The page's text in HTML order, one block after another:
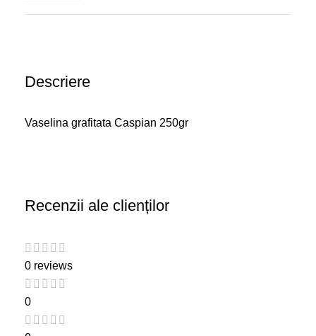
Descriere
Vaselina grafitata Caspian 250gr
Recenzii ale clienților
0 reviews
0